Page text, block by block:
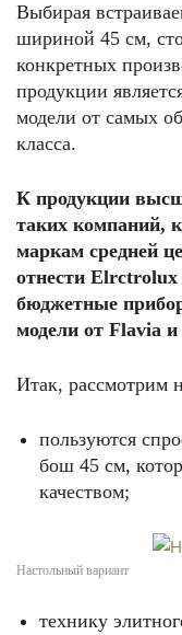
Выбирая
шириной 45 см,
конкретных
продукции
модели от самых
класса.
К продукции
таких компаний,
маркам средней
отнести
бюджетные
модели от Flavia и
Итак, рассмотрим
пользуются
бош 45 см,
качеством;
Настольный вариант
технику